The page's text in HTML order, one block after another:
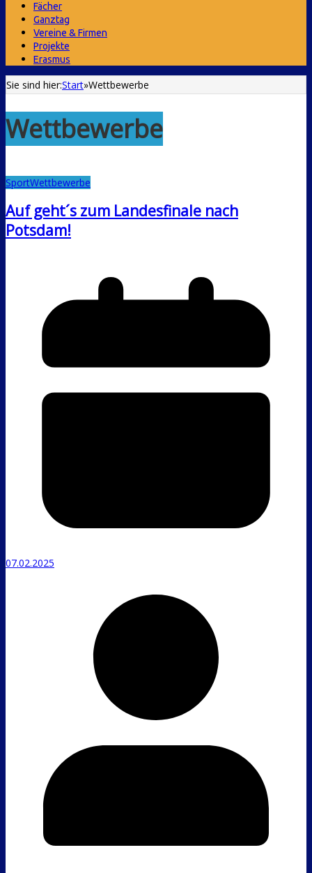
Fächer
Ganztag
Vereine & Firmen
Projekte
Erasmus
Sie sind hier:Start»Wettbewerbe
Wettbewerbe
SportWettbewerbe
Auf geht´s zum Landesfinale nach
Potsdam!
07.02.2025